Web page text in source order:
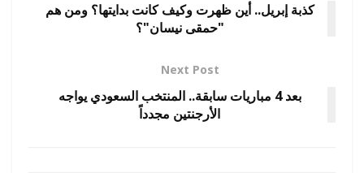
كذبة إبريل.. أين ظهرت وكيف كانت بدايتها؟ ومن هم
"حمقى نيسان"؟
Next Post
بعد 4 مباريات سابقة.. المنتخب السعودي يواجه
الأرجنتين مجدداً